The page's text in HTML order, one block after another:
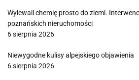
Wylewali chemię prosto do ziemi.
poznańskich nieruchomości
6 sierpnia 2026
Niewygodne kulisy alpejskiego objawienia
6 sierpnia 2026